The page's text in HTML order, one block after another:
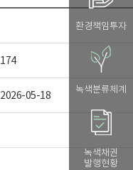
174
2026-05-18
환경책임투자
녹색분류체계
녹색채권
발행현황